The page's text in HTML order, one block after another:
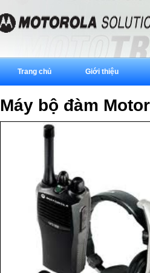
Trang chủ Giới thiệu
Máy bộ đàm